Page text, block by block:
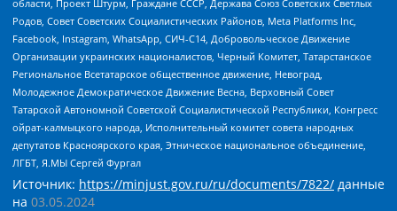
области, Проект Штурм, Граждане СССР, Держава Союз Советских Светлых
Родов, Совет Советских Социалистических Районов, Meta Platforms Inc,
Facebook, Instagram, WhatsApp, СИЧ-С14, Добровольческое Движение
Организации украинских националистов, Черный Комитет, Татарстанское
Региональное Всетатарское общественное движение, Невоград,
Молодежное Демократическое Движение Весна, Верховный Совет
Татарской Автономной Советской Социалистической Республики, Конгресс
ойрат-калмыцкого народа, Исполнительный комитет совета народных
депутатов Красноярского края, Этническое национальное объединение,
ЛГБТ, Я.МЫ Сергей Фургал
Источник: https://minjust.gov.ru/ru/documents/7822/ данные
на 03.05.2024